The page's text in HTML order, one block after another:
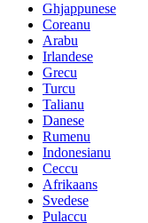
Ghjappunese
Coreanu
Arabu
Irlandese
Grecu
Turcu
Talianu
Danese
Rumenu
Indonesianu
Ceccu
Afrikaans
Svedese
Pulaccu